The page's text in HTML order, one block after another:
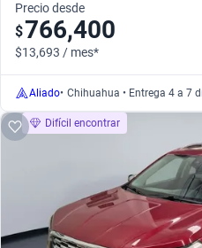
Precio desde
$766,400
$13,693 / mes*
Aliado• Chihuahua • Entrega 4 a 7
Difícil encontrar